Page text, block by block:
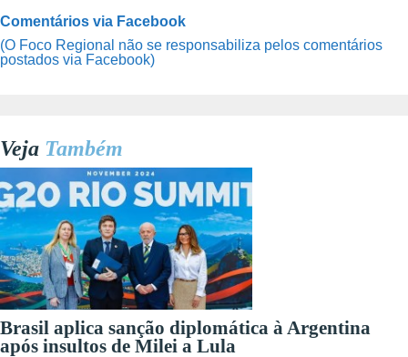
Comentários via Facebook
(O Foco Regional não se responsabiliza pelos comentários
postados via Facebook)
Veja Também
Brasil aplica sanção diplomática à Argentina
após insultos de Milei a Lula